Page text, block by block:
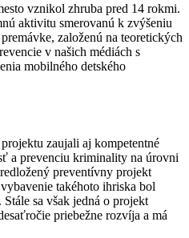
vznikol zhruba pred 14 rokmi.
aktivitu smerovanú k zvýšeniu
založenú na teoretických
v našich médiách s
mobilného detského
zaujali aj kompetentné
a prevenciu kriminality na úrovni
preventívny projekt
takéhoto ihriska bol
sa však jedná o projekt
priebežne rozvíja a má